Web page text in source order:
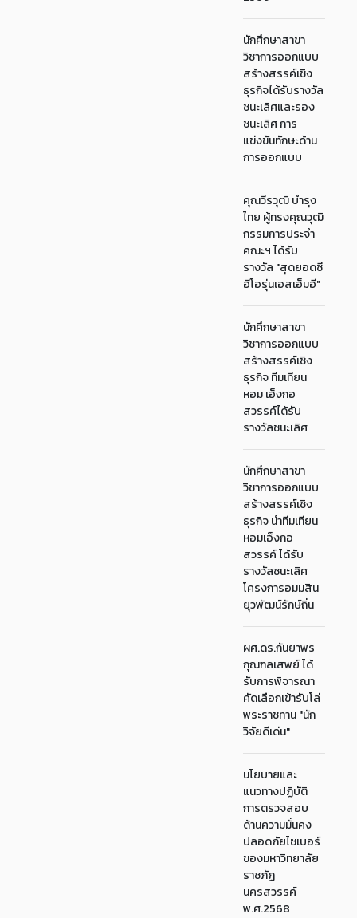
นักศึกษาสาขา
วิชาการออกแบบ
สร้างสรรค์เชิง
ธุรกิจได้รับรางวัล
ชนะเลิศและรอง
ชนะเลิศ การ
แข่งขันทักษะด้าน
การออกแบบ
คุณวีรวุฒิ บำรุง
ไทย ผู้ทรงคุณวุฒิ
กรรมการประจำ
คณะฯ ได้รับ
รางวัล "สุดยอดซี
อีโอรุ่นเอสเอ็มอี"
นักศึกษาสาขา
วิชาการออกแบบ
สร้างสรรค์เชิง
ธุรกิจ ทีมเทียน
หอม เอ็งกอ
สวรรค์ได้รับ
รางวัลชนะเลิศ
นักศึกษาสาขา
วิชาการออกแบบ
สร้างสรรค์เชิง
ธุรกิจ นำทีมเทียน
หอมเอ็งกอ
สวรรค์ ได้รับ
รางวัลชนะเลิศ
โครงการอมมสิน
ยุวพัฒน์รักษ์ถิ่น
ผศ.ดร.กันยาพร
กุณฑลเสพย์ ได้
รับการพิจารณา
คัดเลือกเข้ารับโล่
พระราชทาน "นัก
วิจัยดีเด่น"
นโยบายและ
แนวทางปฏิบัติ
การตรวจสอบ
ด้านความมั่นคง
ปลอดภัยไซเบอร์
ของมหาวิทยาลัย
ราชภัฏ
นครสวรรค์
พ.ศ.2568